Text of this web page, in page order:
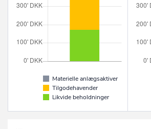
Materielle anlægsaktiver
Tilgodehavender
Likvide beholdninger